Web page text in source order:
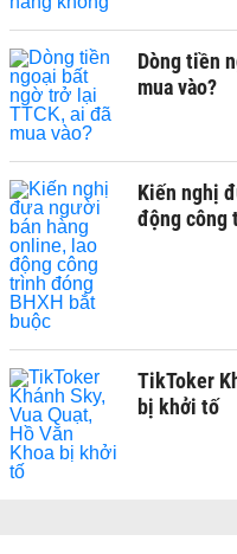
Dòng tiền
mua vào?
Kiến nghị
động công
TikToker
bị khởi tố